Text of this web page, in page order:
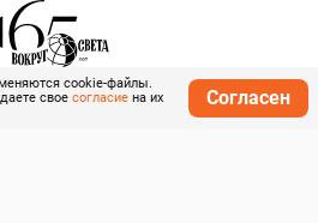
cookie-файлы.
свое согласие на их
Согласен